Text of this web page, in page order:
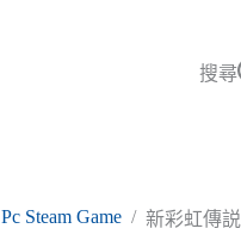
搜尋
Pc Steam Game / 新彩虹傳説